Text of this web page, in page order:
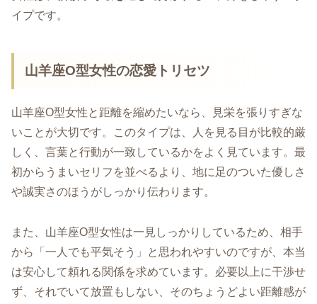
イプです。
山羊座O型女性の恋愛トリセツ
山羊座O型女性と距離を縮めたいなら、見栄を張りすぎな
いことが大切です。このタイプは、人を見る目が比較的厳
しく、言葉と行動が一致しているかをよく見ています。最
初からうまいセリフを並べるより、地に足のついた優しさ
や誠実さのほうがしっかり伝わります。
また、山羊座O型女性は一見しっかりしているため、相手
から「一人でも平気そう」と思われやすいのですが、本当
は安心して頼れる関係を求めています。必要以上に干渉せ
ず、それでいて放置もしない、そのちょうどよい距離感が